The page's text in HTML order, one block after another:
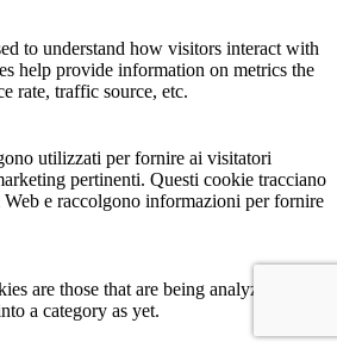
to understand how visitors interact with
help provide information on metrics the
rate, traffic source, etc.
utilizzati per fornire ai visitatori
pertinenti. Questi cookie tracciano
e raccolgono informazioni per fornire
are those that are being analyzed and
a category as yet.